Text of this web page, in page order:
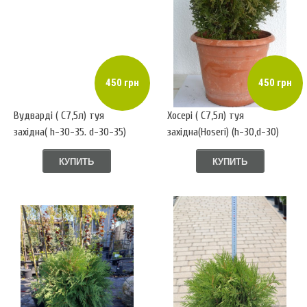
450 грн
Вудварді ( С7,5л) туя
західна( h-30-35. d-30-35)
КУПИТЬ
450 грн
Хосері ( С7,5л) туя
західна(Hoseri) (h-30,d-30)
КУПИТЬ